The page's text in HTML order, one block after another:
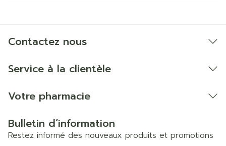
Contactez nous
Service à la clientèle
Votre pharmacie
Bulletin d’information
Restez informé des nouveaux produits et promotions